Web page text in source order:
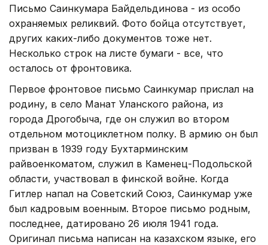
Письмо Саинкумара Байдельдинова - из особо
охраняемых реликвий. Фото бойца отсутствует,
других каких-либо документов тоже нет.
Несколько строк на листе бумаги - все, что
осталось от фронтовика.
Первое фронтовое письмо Саинкумар прислал на
родину, в село Манат Уланского района, из
города Дрогобыча, где он служил во втором
отдельном мотоциклетном полку. В армию он был
призван в 1939 году Бухтарминским
райвоенкоматом, служил в Каменец-Подольской
области, участвовал в финской войне. Когда
Гитлер напал на Советский Союз, Саинкумар уже
был кадровым военным. Второе письмо родным,
последнее, датировано 26 июля 1941 года.
Оригинал письма написан на казахском языке, его